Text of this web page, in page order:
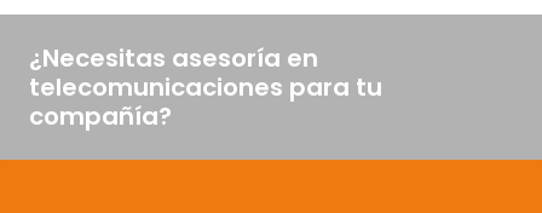
¿Necesitas asesoría en
telecomunicaciones para tu
compañía?